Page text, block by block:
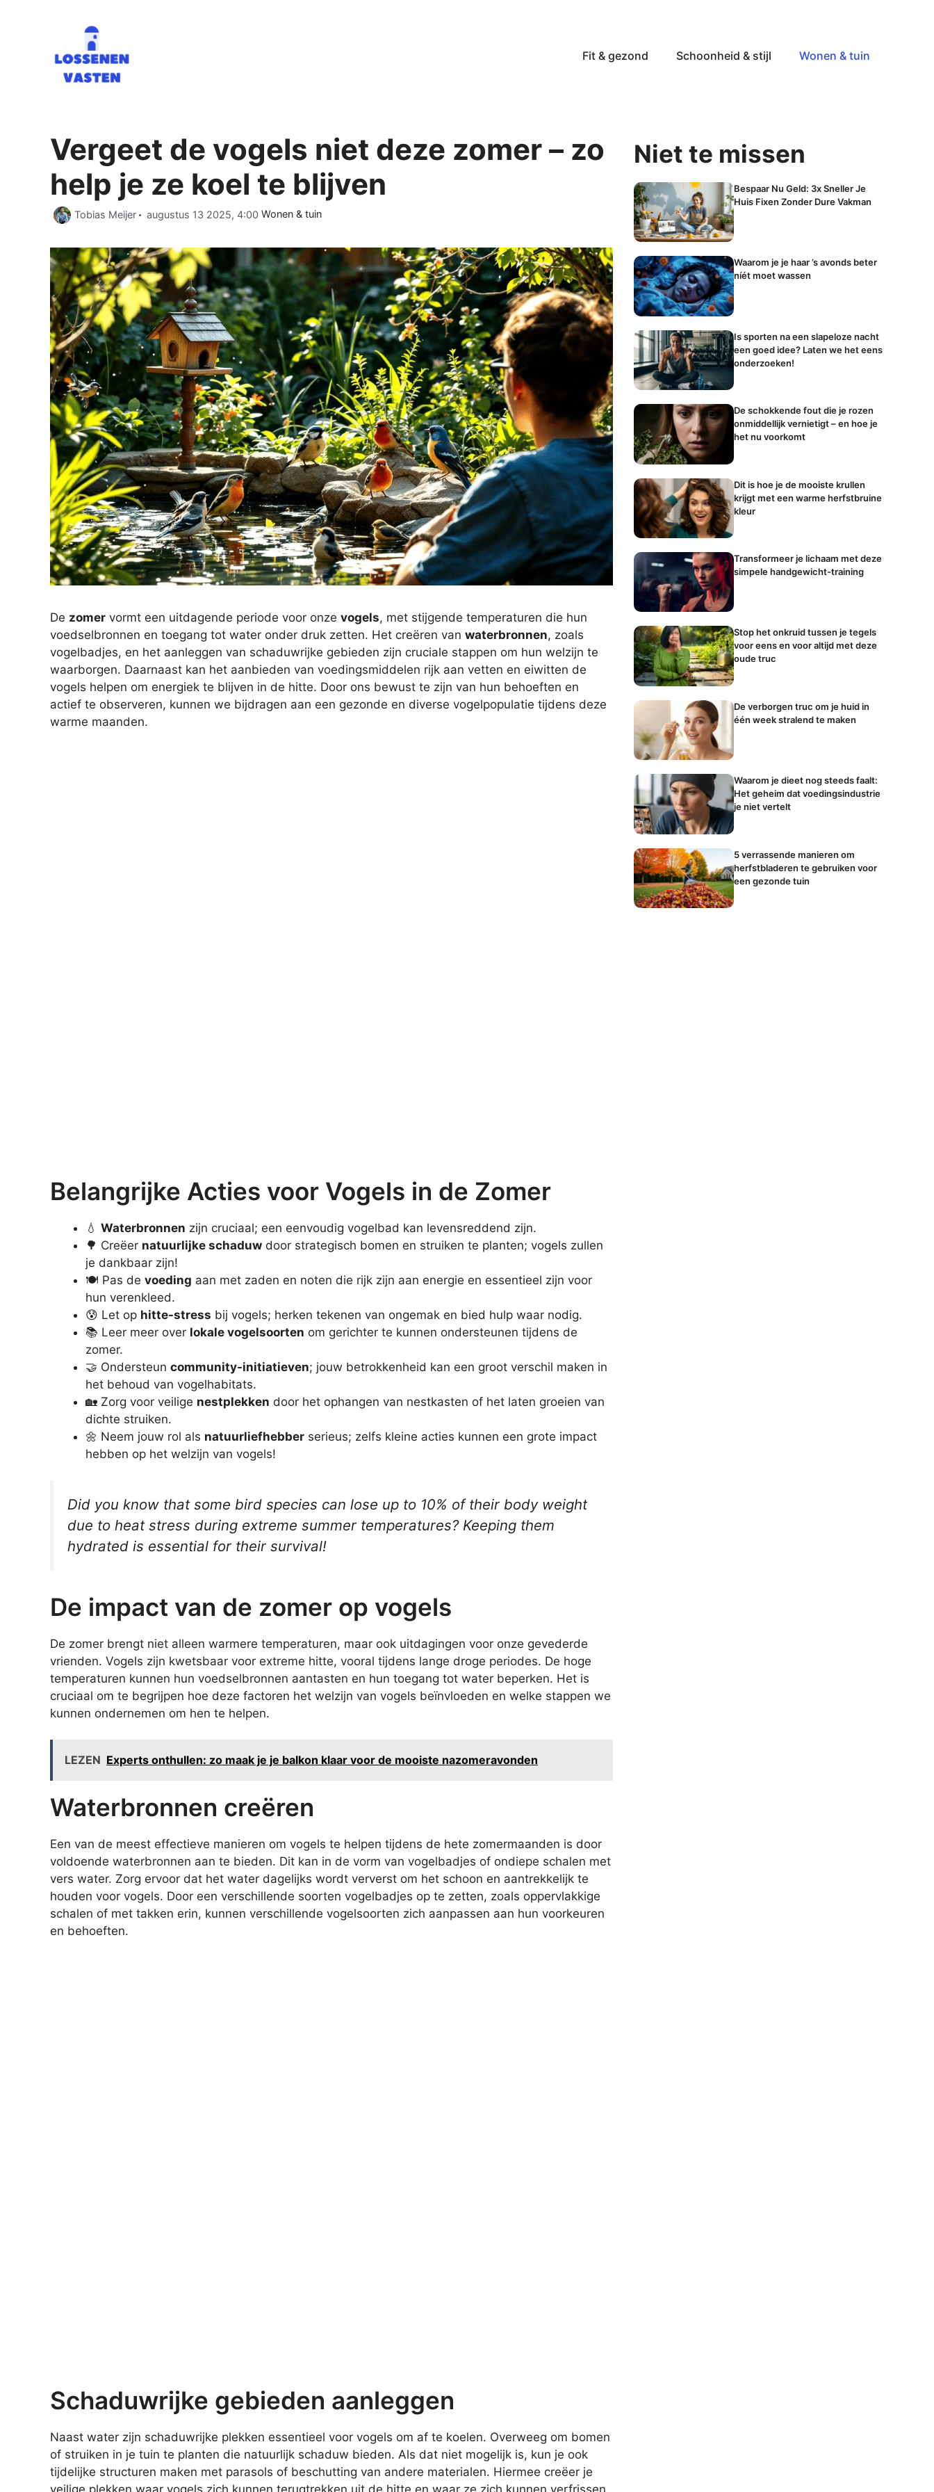
Fit & gezond Schoonheid & stijl Wonen & tuin
Vergeet de vogels niet deze zomer – zo
help je ze koel te blijven
Tobias Meijer augustus 13 2025, 4:00 Categorieën
Wonen & tuin
De zomer vormt een uitdagende periode voor onze vogels, met stijgende temperaturen die hun
voedselbronnen en toegang tot water onder druk zetten. Het creëren van waterbronnen, zoals
vogelbadjes, en het aanleggen van schaduwrijke gebieden zijn cruciale stappen om hun welzijn te
waarborgen. Daarnaast kan het aanbieden van voedingsmiddelen rijk aan vetten en eiwitten de
vogels helpen om energiek te blijven in de hitte. Door ons bewust te zijn van hun behoeften en
actief te observeren, kunnen we bijdragen aan een gezonde en diverse vogelpopulatie tijdens deze
warme maanden.
Belangrijke Acties voor Vogels in de Zomer
💧 Waterbronnen zijn cruciaal; een eenvoudig vogelbad kan levensreddend zijn.
🌳 Creëer natuurlijke schaduw door strategisch bomen en struiken te planten; vogels zullen
je dankbaar zijn!
🍽️ Pas de voeding aan met zaden en noten die rijk zijn aan energie en essentieel zijn voor
hun verenkleed.
😰 Let op hitte-stress bij vogels; herken tekenen van ongemak en bied hulp waar nodig.
📚 Leer meer over lokale vogelsoorten om gerichter te kunnen ondersteunen tijdens de
zomer.
🤝 Ondersteun community-initiatieven; jouw betrokkenheid kan een groot verschil maken in
het behoud van vogelhabitats.
🏡 Zorg voor veilige nestplekken door het ophangen van nestkasten of het laten groeien van
dichte struiken.
🌼 Neem jouw rol als natuurliefhebber serieus; zelfs kleine acties kunnen een grote impact
hebben op het welzijn van vogels!
Did you know that some bird species can lose up to 10% of their body weight
due to heat stress during extreme summer temperatures? Keeping them
hydrated is essential for their survival!
De impact van de zomer op vogels
De zomer brengt niet alleen warmere temperaturen, maar ook uitdagingen voor onze gevederde
vrienden. Vogels zijn kwetsbaar voor extreme hitte, vooral tijdens lange droge periodes. De hoge
temperaturen kunnen hun voedselbronnen aantasten en hun toegang tot water beperken. Het is
cruciaal om te begrijpen hoe deze factoren het welzijn van vogels beïnvloeden en welke stappen we
kunnen ondernemen om hen te helpen.
LEZEN Experts onthullen: zo maak je je balkon klaar voor de mooiste nazomeravonden
Waterbronnen creëren
Een van de meest effectieve manieren om vogels te helpen tijdens de hete zomermaanden is door
voldoende waterbronnen aan te bieden. Dit kan in de vorm van vogelbadjes of ondiepe schalen met
vers water. Zorg ervoor dat het water dagelijks wordt ververst om het schoon en aantrekkelijk te
houden voor vogels. Door een verschillende soorten vogelbadjes op te zetten, zoals oppervlakkige
schalen of met takken erin, kunnen verschillende vogelsoorten zich aanpassen aan hun voorkeuren
en behoeften.
Schaduwrijke gebieden aanleggen
Naast water zijn schaduwrijke plekken essentieel voor vogels om af te koelen. Overweeg om bomen
of struiken in je tuin te planten die natuurlijk schaduw bieden. Als dat niet mogelijk is, kun je ook
tijdelijke structuren maken met parasols of beschutting van andere materialen. Hiermee creëer je
veilige plekken waar vogels zich kunnen terugtrekken uit de hitte en waar ze zich kunnen verfrissen.
Niet te missen
Bespaar Nu Geld: 3x Sneller Je
Huis Fixen Zonder Dure Vakman
Waarom je je haar ’s avonds beter
níét moet wassen
Is sporten na een slapeloze nacht
een goed idee? Laten we het eens
onderzoeken!
De schokkende fout die je rozen
onmiddellijk vernietigt – en hoe je
het nu voorkomt
Dit is hoe je de mooiste krullen
krijgt met een warme herfstbruine
kleur
Transformeer je lichaam met deze
simpele handgewicht-training
Stop het onkruid tussen je tegels
voor eens en voor altijd met deze
oude truc
De verborgen truc om je huid in
één week stralend te maken
Waarom je dieet nog steeds faalt:
Het geheim dat voedingsindustrie
je niet vertelt
5 verrassende manieren om
herfstbladeren te gebruiken voor
een gezonde tuin